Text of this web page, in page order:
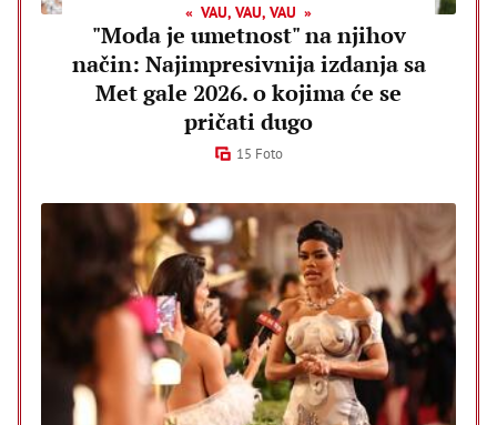
VAU, VAU, VAU
"Moda je umetnost" na njihov
način: Najimpresivnija izdanja sa
Met gale 2026. o kojima će se
pričati dugo
15 Foto